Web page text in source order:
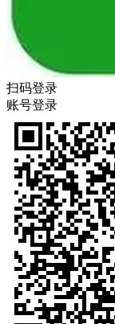
扫码登录
账号登录